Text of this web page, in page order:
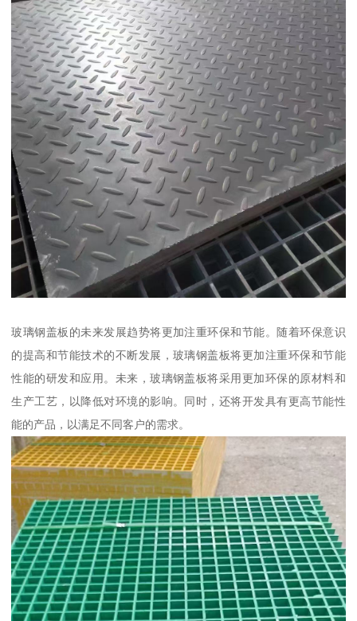
玻璃钢盖板的未来发展趋势将更加注重环保和节能。随着环保意识
的提高和节能技术的不断发展，玻璃钢盖板将更加注重环保和节能
性能的研发和应用。未来，玻璃钢盖板将采用更加环保的原材料和
生产工艺，以降低对环境的影响。同时，还将开发具有更高节能性
能的产品，以满足不同客户的需求。